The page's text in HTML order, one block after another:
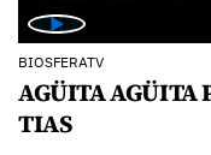
BIOSFERATV
AGÜITA AGÜITA
TIAS